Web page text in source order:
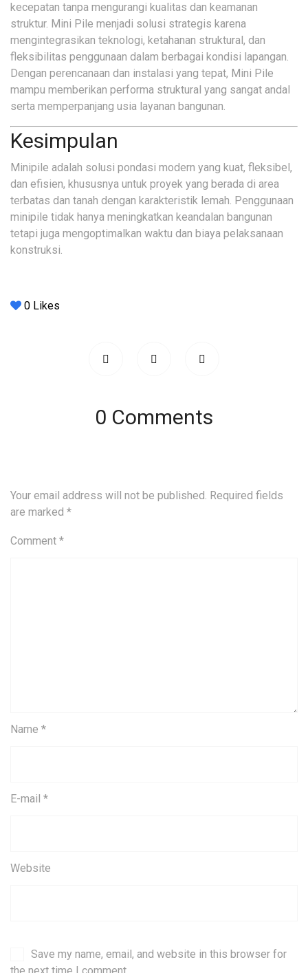
kecepatan tanpa mengurangi kualitas dan keamanan
struktur. Mini Pile menjadi solusi strategis karena
mengintegrasikan teknologi, ketahanan struktural, dan
fleksibilitas penggunaan dalam berbagai kondisi lapangan.
Dengan perencanaan dan instalasi yang tepat, Mini Pile
mampu memberikan performa struktural yang sangat andal
serta memperpanjang usia layanan bangunan.
Kesimpulan
Minipile adalah solusi pondasi modern yang kuat, fleksibel,
dan efisien, khususnya untuk proyek yang berada di area
terbatas dan tanah dengan karakteristik lemah. Penggunaan
minipile tidak hanya meningkatkan keandalan bangunan
tetapi juga mengoptimalkan waktu dan biaya pelaksanaan
konstruksi.
0 Likes
0 Comments
Your email address will not be published. Required fields
are marked *
Comment *
Name *
E-mail *
Website
Save my name, email, and website in this browser for
the next time I comment.